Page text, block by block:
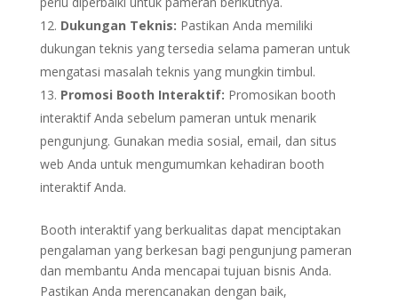
Dukungan Teknis: Pastikan Anda memiliki
dukungan teknis yang tersedia selama pameran untuk
mengatasi masalah teknis yang mungkin timbul.
Promosi Booth Interaktif: Promosikan booth
interaktif Anda sebelum pameran untuk menarik
pengunjung. Gunakan media sosial, email, dan situs
web Anda untuk mengumumkan kehadiran booth
interaktif Anda.
Booth interaktif yang berkualitas dapat menciptakan
pengalaman yang berkesan bagi pengunjung pameran
dan membantu Anda mencapai tujuan bisnis Anda.
Pastikan Anda merencanakan dengan baik,